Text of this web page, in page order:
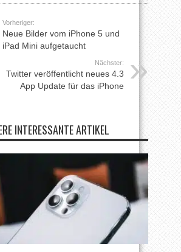
Vorheriger:
Neue Bilder vom iPhone 5 und
iPad Mini aufgetaucht
Nächster:
Twitter veröffentlicht neues 4.3
App Update für das iPhone
INTERESSANTE ARTIKEL